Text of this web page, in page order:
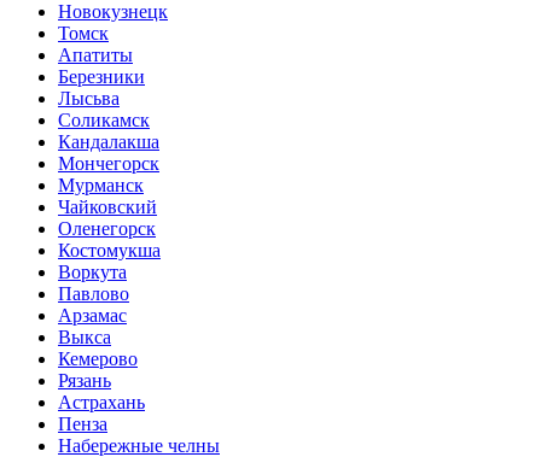
Новокузнецк
Томск
Апатиты
Березники
Лысьва
Соликамск
Кандалакша
Мончегорск
Мурманск
Чайковский
Оленегорск
Костомукша
Воркута
Павлово
Арзамас
Выкса
Кемерово
Рязань
Астрахань
Пенза
Набережные челны